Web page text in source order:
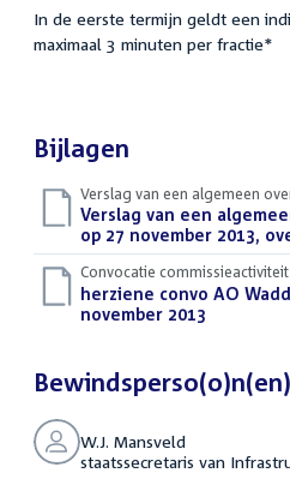
In de eerste termijn geldt een
maximaal 3 minuten per fractie*
Bijlagen
Verslag van een algemeen
Download
bestand:
Verslag van een
op 27 november 2013,
Convocatie commissieactiviteit
Download
bestand:
herziene convo AO
november 2013
Bewindsperso(o)n(en)
W.J. Mansveld
staatssecretaris van